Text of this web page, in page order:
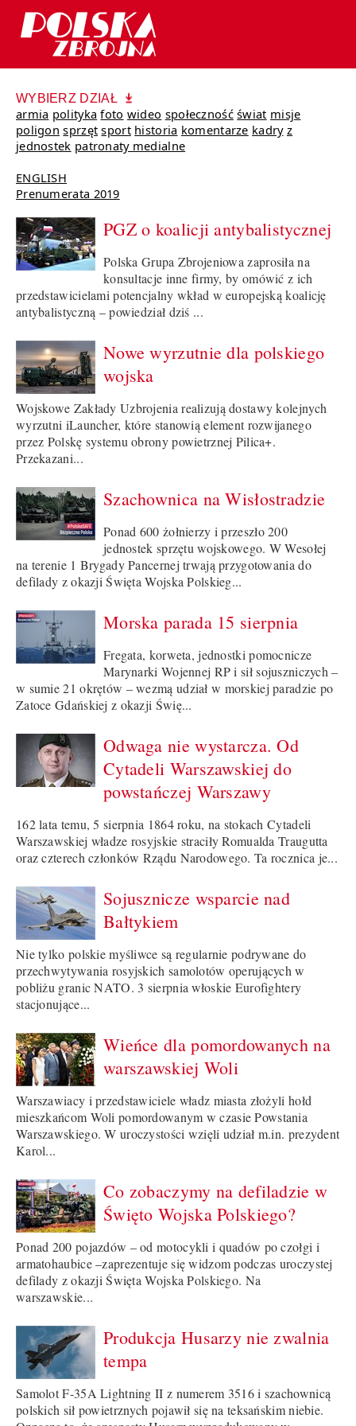
WYBIERZ DZIAŁ
armia polityka foto wideo społeczność świat misje
poligon sprzęt sport historia komentarze kadry z
jednostek patronaty medialne
ENGLISH
Prenumerata 2019
PGZ o koalicji antybalistycznej
Polska Grupa Zbrojeniowa zaprosiła na
konsultacje inne firmy, by omówić z ich
przedstawicielami potencjalny wkład w europejską koalicję
antybalistyczną – powiedział dziś ...
Nowe wyrzutnie dla polskiego
wojska
Wojskowe Zakłady Uzbrojenia realizują dostawy kolejnych
wyrzutni iLauncher, które stanowią element rozwijanego
przez Polskę systemu obrony powietrznej Pilica+.
Przekazani...
Szachownica na Wisłostradzie
Ponad 600 żołnierzy i przeszło 200
jednostek sprzętu wojskowego. W Wesołej
na terenie 1 Brygady Pancernej trwają przygotowania do
defilady z okazji Święta Wojska Polskieg...
Morska parada 15 sierpnia
Fregata, korweta, jednostki pomocnicze
Marynarki Wojennej RP i sił sojuszniczych –
w sumie 21 okrętów – wezmą udział w morskiej paradzie po
Zatoce Gdańskiej z okazji Świę...
Odwaga nie wystarcza. Od
Cytadeli Warszawskiej do
powstańczej Warszawy
162 lata temu, 5 sierpnia 1864 roku, na stokach Cytadeli
Warszawskiej władze rosyjskie straciły Romualda Traugutta
oraz czterech członków Rządu Narodowego. Ta rocznica je...
Sojusznicze wsparcie nad
Bałtykiem
Nie tylko polskie myśliwce są regularnie podrywane do
przechwytywania rosyjskich samolotów operujących w
pobliżu granic NATO. 3 sierpnia włoskie Eurofightery
stacjonujące...
Wieńce dla pomordowanych na
warszawskiej Woli
Warszawiacy i przedstawiciele władz miasta złożyli hołd
mieszkańcom Woli pomordowanym w czasie Powstania
Warszawskiego. W uroczystości wzięli udział m.in. prezydent
Karol...
Co zobaczymy na defiladzie w
Święto Wojska Polskiego?
Ponad 200 pojazdów – od motocykli i quadów po czołgi i
armatohaubice –zaprezentuje się widzom podczas uroczystej
defilady z okazji Święta Wojska Polskiego. Na
warszawskie...
Produkcja Husarzy nie zwalnia
tempa
Samolot F-35A Lightning II z numerem 3516 i szachownicą
polskich sił powietrznych pojawił się na teksańskim niebie.